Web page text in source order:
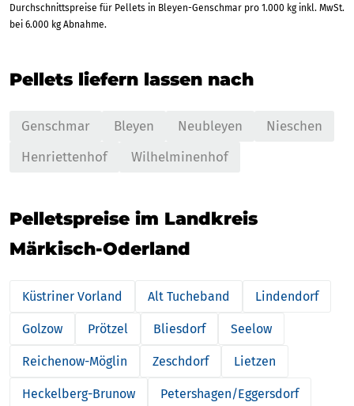
Durchschnittspreise für Pellets in Bleyen-Genschmar pro 1.000 kg inkl. MwSt.
bei 6.000 kg Abnahme.
Pellets liefern lassen nach
Genschmar Bleyen Neubleyen
Nieschen
Henriettenhof
Wilhelminenhof
Pelletspreise im Landkreis
Märkisch-Oderland
Küstriner Vorland Alt Tucheband Lindendorf
Golzow Prötzel Bliesdorf Seelow
Reichenow-Möglin Zeschdorf Lietzen
Heckelberg-Brunow Petershagen/Eggersdorf